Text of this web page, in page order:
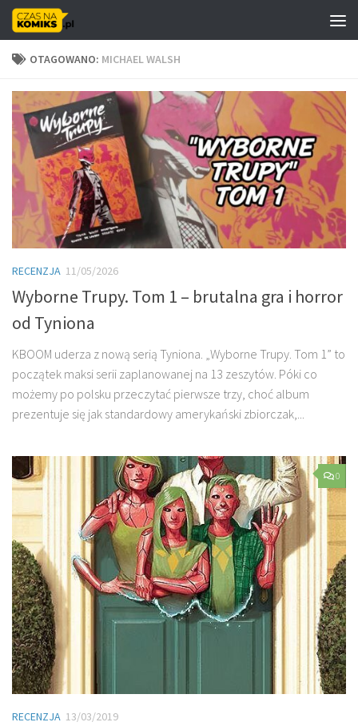
Skip to content
OTAGOWANO: MICHAEL WALSH
RECENZJA 11/05/2026
Wyborne Trupy. Tom 1 – brutalna gra i horror
od Tyniona
KBOOM uderza z nową serią Tyniona. „Wyborne Trupy. Tom 1” to
początek maksi serii zaplanowanej na 13 zeszytów. Póki co
możemy po polsku przeczytać pierwsze trzy, choć album
prezentuje się jak standardowy amerykański zbiorczak,...
0
RECENZJA 13/03/2019